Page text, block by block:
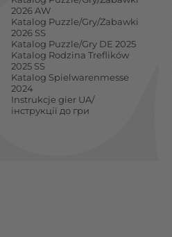
2026 AW
Katalog Puzzle/Gry/Zabawki
2026 SS
Katalog Puzzle/Gry DE 2025
Katalog Rodzina Treflików
2025 SS
Katalog Spielwarenmesse
2024
Instrukcje gier UA/
інструкції до гри